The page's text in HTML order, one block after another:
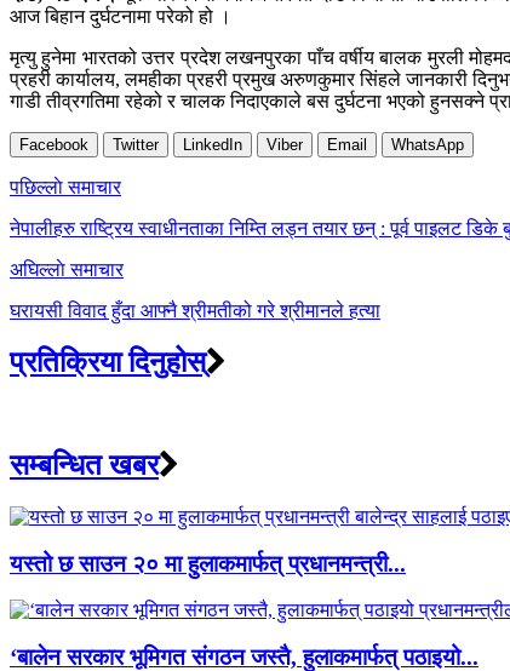
आज बिहान दुर्घटनामा परेको हो ।
मृत्यु हुनेमा भारतको उत्तर प्रदेश लखनपुरका पाँच वर्षीय बालक मुरली
प्रहरी कार्यालय, लमहीका प्रहरी प्रमुख अरुणकुमार सिंहले जानकारी
गाडी तीव्रगतिमा रहेको र चालक निदाएकाले बस दुर्घटना भएको
Facebook Twitter LinkedIn Viber Email WhatsApp
Post
navigation
पछिल्लाे समाचार
नेपालीहरु राष्ट्रिय स्वाधीनताका निम्ति लड्न तयार छन् : पूर्व पाइलट डिके
अघिल्लाे समाचार
घरायसी विवाद हुँदा आफ्नै श्रीमतीको गरे श्रीमानले हत्या
प्रतिक्रिया दिनुहोस्
सम्बन्धित खबर
यस्तो छ साउन २० मा हुलाकमार्फत् प्रधानमन्त्री...
‘बालेन सरकार भूमिगत संगठन जस्तै, हुलाकमार्फत् पठाइयो...